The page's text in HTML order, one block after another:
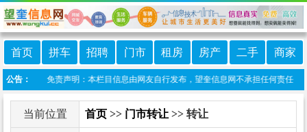
首页 拼车 招聘 门市 租房 房产 二手 商家
公告：
奎信息港 免责声明：本栏目信息由网友自行发布，望奎信息网不承担任何责任！
当前位置 首页 >> 门市转让 >> 转让